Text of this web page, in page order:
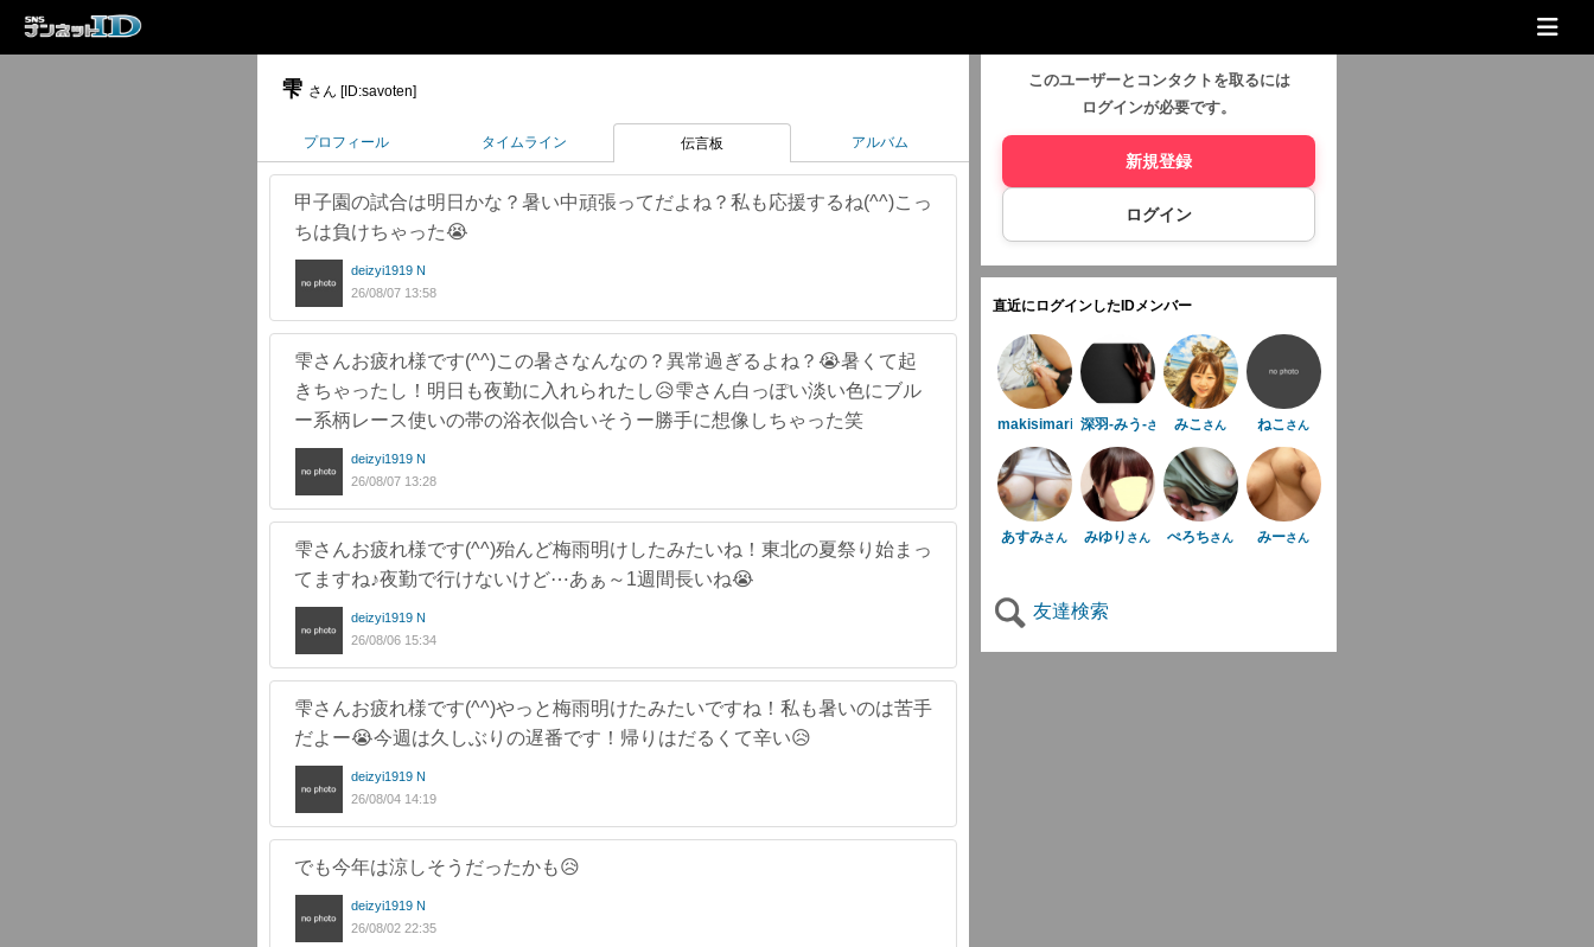
雫 さん [ID:savoten]
プロフィール タイムライン 伝言板 アルバム
甲子園の試合は明日かな？暑い中頑張ってだよね？私も応援するね(^^)こっ
ちは負けちゃった😭
deizyi1919 N
26/08/07 13:58
雫さんお疲れ様です(^^)この暑さなんなの？異常過ぎるよね？😭暑くて起
きちゃったし！明日も夜勤に入れられたし😥雫さん白っぽい淡い色にブル
ー系柄レース使いの帯の浴衣似合いそうー勝手に想像しちゃった笑
deizyi1919 N
26/08/07 13:28
雫さんお疲れ様です(^^)殆んど梅雨明けしたみたいね！東北の夏祭り始まっ
てますね♪夜勤で行けないけど⋯あぁ～1週間長いね😭
deizyi1919 N
26/08/06 15:34
雫さんお疲れ様です(^^)やっと梅雨明けたみたいですね！私も暑いのは苦手
だよー😭今週は久しぶりの遅番です！帰りはだるくて辛い😥
deizyi1919 N
26/08/04 14:19
でも今年は涼しそうだったかも😥
deizyi1919 N
26/08/02 22:35
このユーザーとコンタクトを取るには
ログインが必要です。
新規登録
ログイン
直近にログインしたIDメンバー
makisimariaさん
深羽-みう-さん みこさん ねこさん
あすみさん みゆり さん ぺろちさん みーさん
友達検索